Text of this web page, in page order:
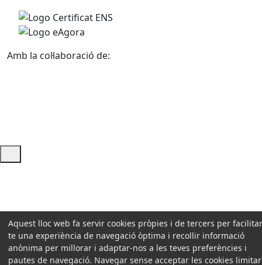
Amb la col·laboració de:
Ajuda i accés ràpid
Aquest lloc web fa servir cookies pròpies i de tercers per
te una experiència de navegació òptima i recollir informació
anònima per millorar i adaptar-nos a les teves preferències i
pautes de navegació. Navegar sense acceptar les cookies